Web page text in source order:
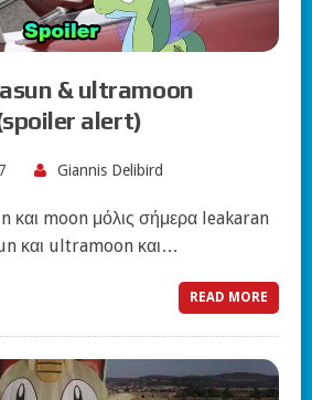
& ultramoon
alert)
Giannis Delibird
και moon μόλις σήμερα leakaran
και ultramoon και…
READ MORE